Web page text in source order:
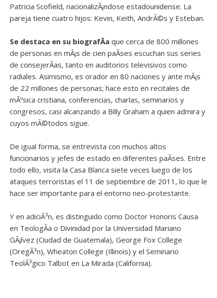
Patricia Scofield, nacionalizÃ¡ndose estadounidense. La
pareja tiene cuatro hijos: Kevin, Keith, AndrÃ©s y Esteban.
Se destaca en su biografÃ­a que cerca de 800 millones
de personas en mÃ¡s de cien paÃ­ses escuchan sus series
de consejerÃ­as, tanto en auditorios televisivos como
radiales. Asimismo, es orador en 80 naciones y ante mÃ¡s
de 22 millones de personas; hace esto en recitales de
mÃºsica cristiana, conferencias, charlas, seminarios y
congresos, casi alcanzando a Billy Graham a quien admira y
cuyos mÃ©todos sigue.
De igual forma, se entrevista con muchos altos
funcionarios y jefes de estado en diferentes paÃ­ses. Entre
todo ello, visita la Casa Blanca siete veces luego de los
ataques terroristas el 11 de septiembre de 2011, lo que le
hace ser importante para el entorno neo-protestante.
Y en adiciÃ³n, es distinguido como Doctor Honoris Causa
en TeologÃ­a o Divinidad por la Universidad Mariano
GÃ¡lvez (Ciudad de Guatemala), George Fox College
(OregÃ³n), Wheaton College (Illinois) y el Seminario
TeolÃ³gico Talbot en La Mirada (California).